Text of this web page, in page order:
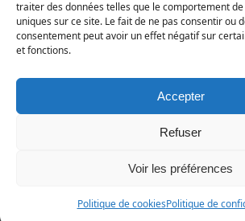
traiter des données telles que le comportement
uniques sur ce site. Le fait de ne pas consentir ou
consentement peut avoir un effet négatif sur
et fonctions.
Accepter
Refuser
Voir les préférences
Politique de cookiesPolitique de
Sur Facebook
Abonnez-vous à notre newsletter